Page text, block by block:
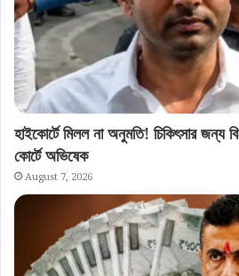
হাইকোর্টে মিলল না অনুমতি! চিকিৎসার জন্য
কোর্টে অভিষেক
August 7, 2026